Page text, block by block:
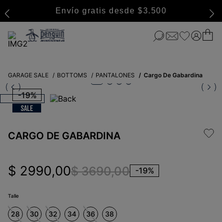
Envío gratis desde $3.500
GARAGE SALE BOTTOMS PANTALONES Cargo De Gabardina
-19%
CARGO DE GABARDINA
$ 2990,00$ 3690,00 -19%
Talle
28 30 32 34 36 38